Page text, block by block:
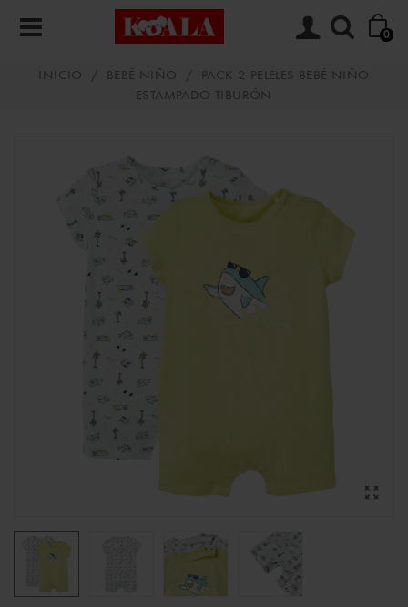
0
INICIO / BEBÉ NIÑO /
PACK 2 PELELES BEBÉ NIÑO
ESTAMPADO TIBURÓN